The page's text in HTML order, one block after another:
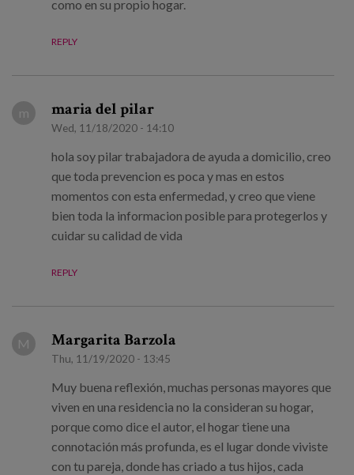
como en su propio hogar.
REPLY
m maria del pilar
Wed, 11/18/2020 - 14:10
hola soy pilar trabajadora de ayuda a domicilio, creo
que toda prevencion es poca y mas en estos
momentos con esta enfermedad, y creo que viene
bien toda la informacion posible para protegerlos y
cuidar su calidad de vida
REPLY
M Margarita Barzola
Thu, 11/19/2020 - 13:45
Muy buena reflexión, muchas personas mayores que
viven en una residencia no la consideran su hogar,
porque como dice el autor, el hogar tiene una
connotación más profunda, es el lugar donde viviste
con tu pareja, donde has criado a tus hijos, cada